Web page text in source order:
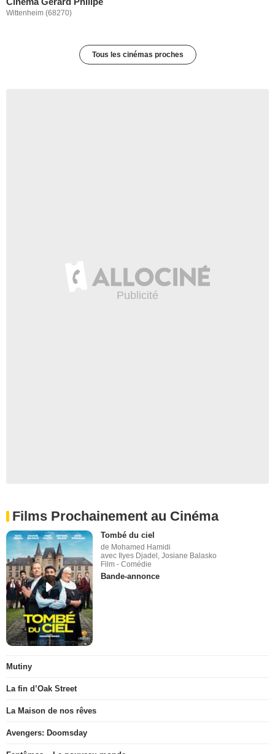
Wittenheim (68270)
Tous les cinémas proches
Films Prochainement au Cinéma
Tombé du ciel
de Mohamed Hamidi
avec Ilyes Djadel, Josiane Balasko
Film - Comédie
Bande-annonce
Mutiny
La fin d’Oak Street
La Maison de nos rêves
Avengers: Doomsday